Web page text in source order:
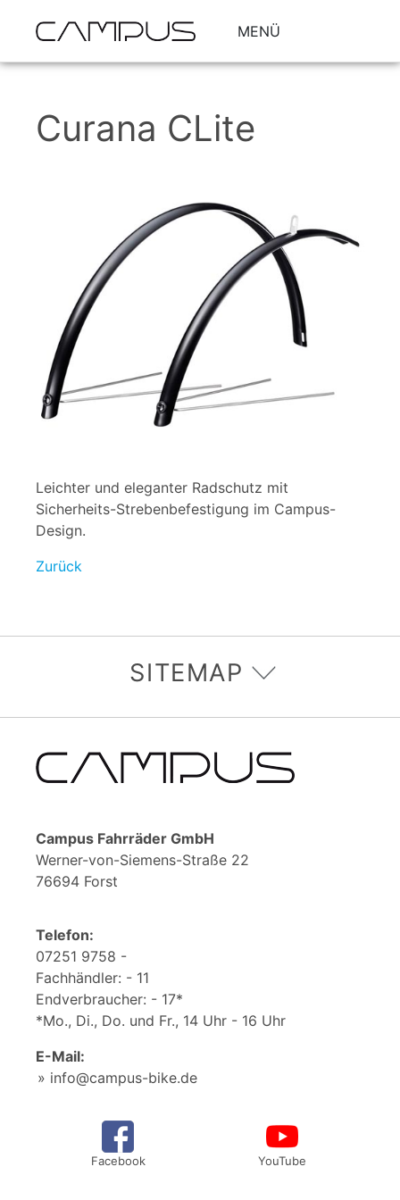
MENÜ
Curana CLite
Leichter und eleganter Radschutz mit
Sicherheits-Strebenbefestigung im Campus-
Design.
Zurück
SITEMAP
Campus Fahrräder GmbH
Werner-von-Siemens-Straße 22
76694 Forst
Telefon:
07251 9758 -
Fachhändler: - 11
Endverbraucher: - 17*
*Mo., Di., Do. und Fr., 14 Uhr - 16 Uhr
E-Mail:
info@campus-bike.de
Facebook YouTube